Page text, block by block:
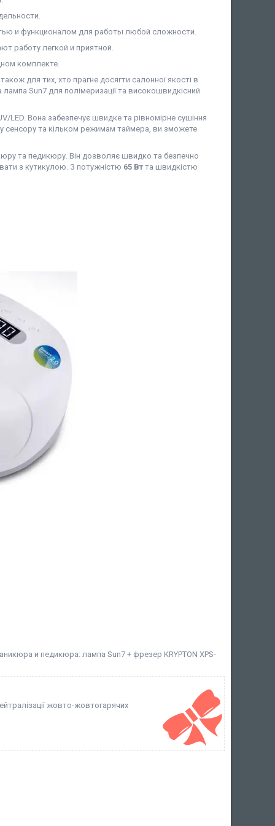
и функционалом для работы любой сложности.
работу легкой и приятной.
комплекте.
для тих, хто прагне досягти салонної якості в
Sun7 для полімеризації та високошвидкісний
LED. Вона забезпечує швидке та рівномірне сушіння
сенсору та кільком режимам таймера, ви зможете
та педикюру. Він дозволяє швидко та безпечно
з кутикулою. З потужністю 65 Вт та швидкістю
и педикюра: лампа Sun7 + фрезер KRYPTON XPS-
жовто-жовтогарячих